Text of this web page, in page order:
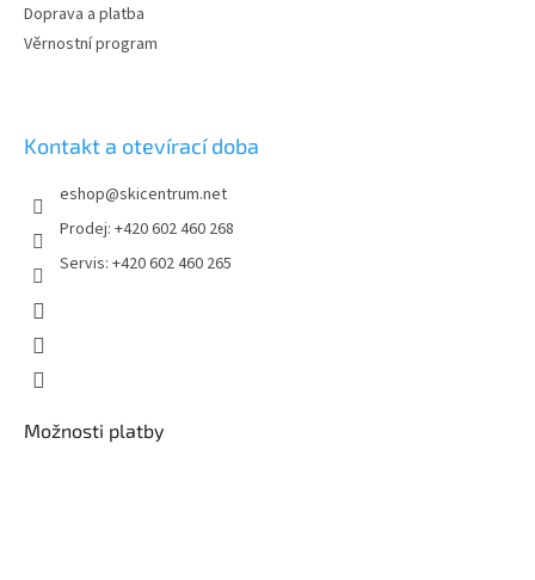
Doprava a platba
Věrnostní program
Kontakt a otevírací doba
eshop@skicentrum.net
Prodej: +420 602 460 268
Servis: +420 602 460 265
Možnosti platby